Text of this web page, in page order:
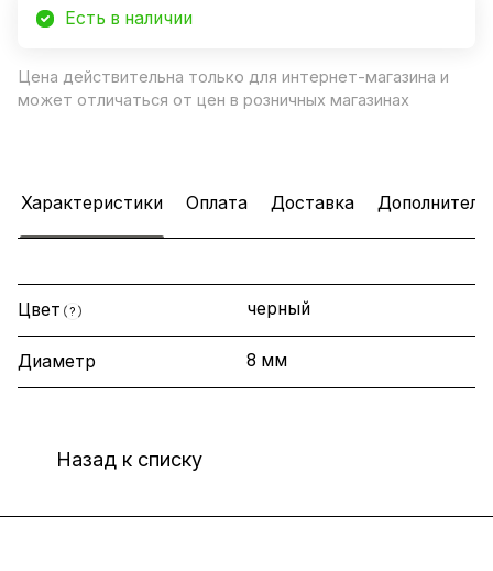
Есть в наличии
Цена действительна только для интернет-магазина и
может отличаться от цен в розничных магазинах
Характеристики Оплата Доставка
Цвет ? черный
Диаметр 8 мм
Назад к списку